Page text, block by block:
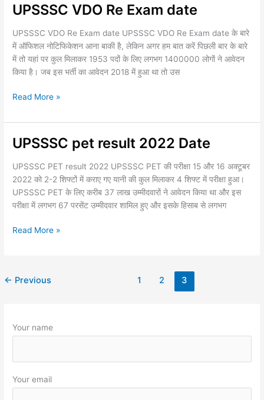
UPSSSC VDO Re Exam date
UPSSSC VDO Re Exam date UPSSSC VDO Re Exam date के बारे
में ऑफिशल नोटिफिकेशन आना बाकी है, लेकिन अगर हम बात करें पिछली बार के बारे
में तो यहां पर कुल मिलाकर 1953 पदों के लिए लगभग 1400000 लोगों ने आवेदन
किया है। जब इस भर्ती का आवेदन 2018 में हुआ था तो उस
UPSSSC
Re
Exam
date
Read More »
UPSSSC pet result 2022 Date
UPSSSC PET result 2022 UPSSSC PET की परीक्षा 15 और 16 अक्टूबर
2022 को 2-2 शिफ्टों में कराए गए यानी की कुल मिलाकर 4 शिफ्ट में परीक्षा हुआ।
UPSSSC PET के लिए करीब 37 लाख उम्मीदवारों ने आवेदन किया था और इस
परीक्षा में लगभग 67 परसेंट उम्मीदवार शामिल हुए और इसके हिसाब से लगभग
UPSSSC
result
2022
Date
Read More »
← Previous 1 2 3
Your name
Your email